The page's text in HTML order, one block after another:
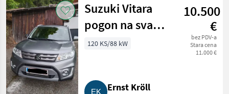
Suzuki
IZABERITE
KATEGORIJU
Suzuki
Skoda
Suzuki Vitara
pogon na sva
četiri kotača
10.500
€
bez PDV-a
Stara cena
11.000 €
120 KS/88 kW
Ernst Kröll